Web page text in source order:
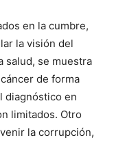
en la cumbre,
la visión del
salud, se muestra
de forma
diagnóstico en
limitados. Otro
la corrupción,